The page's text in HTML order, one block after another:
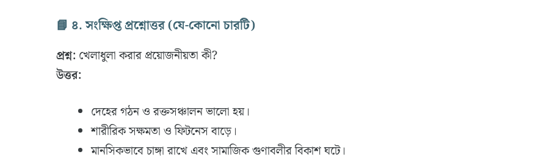
📘 ৪. সংক্ষিপ্ত প্রশ্নোত্তর (যে-কোনো চারটি)
প্রশ্ন: খেলাধুলা করার প্রয়োজনীয়তা কী?
উত্তর:
দেহের গঠন ও রক্তসঞ্চালন ভালো হয়।
শারীরিক সক্ষমতা ও ফিটনেস বাড়ে।
মানসিকভাবে চাঙ্গা রাখে এবং সামাজিক গুণাবলীর বিকাশ ঘটে।